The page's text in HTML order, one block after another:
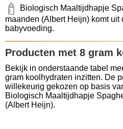
Biologisch Maaltijdhapje
maanden (Albert Heijn) komt uit
babyvoeding.
Producten met 8 gram
Bekijk in onderstaande tabel
gram koolhydraten inzitten. De
willekeurig gekozen op basis
Biologisch Maaltijdhapje
(Albert Heijn).